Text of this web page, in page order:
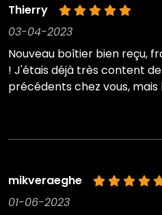
Thierry
03-04-2023
Nouveau boîtier bien reçu,
! J'étais déjà très content
précédents chez vous,
mikveraeghe
01-06-2023